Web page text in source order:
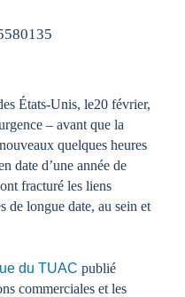
États-Unis, le20 février,
– avant que la
quelques heures
date d’une année de
fracturé les liens
de longue date, au sein et
du TUAC publié
commerciales et les